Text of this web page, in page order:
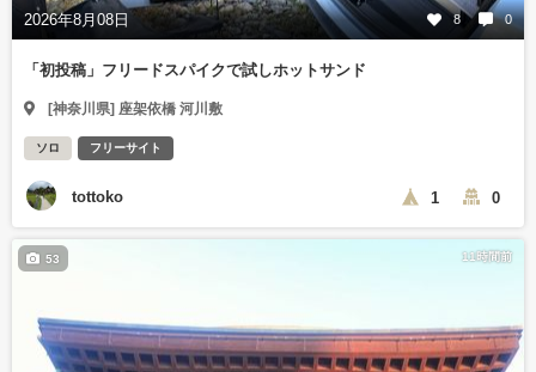
2026年8月08日 8 0
「初投稿」フリードスパイクで試しホットサンド
[神奈川県] 座架依橋 河川敷
ソロ フリーサイト
tottoko 1 0
11時間前
53